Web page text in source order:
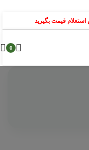
قیمت بگیرید
0